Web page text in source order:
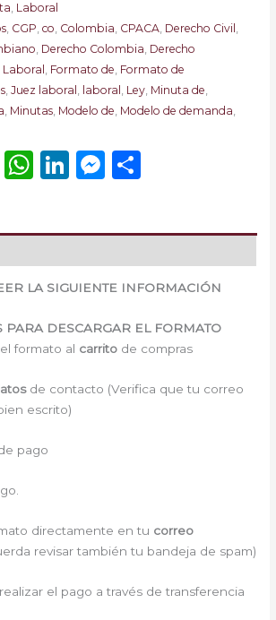
, Laboral
, CGP,co, Colombia, CPACA, Derecho Civil ,
, Derecho Colombia, Derecho
, Formato de, Formato de
,Juez laboral , laboral , Ley, Minuta de,
, Minutas, Modelo de, Modelo de demanda,
EmailWhatsApp
LinkedIn
Messenger
LA SIGUIENTE INFORMACIÓN
PARA DESCARGAR EL FORMATO
formato al carrito de compras
de contacto (Verifica que tu correo
escrito)
pago
directamente en tu correo
revisar también tu bandeja de spam)
el pago a través de transferencia